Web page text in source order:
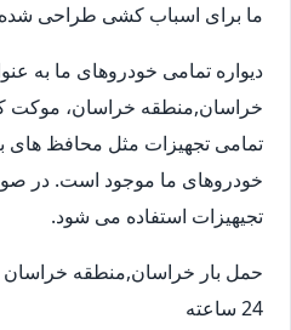
ما برای اسباب کشی طراحی شده
دیواره تمامی خودروهای ما به
خراسان,منطقه خراسان، موکت
تمامی تجهیزات مثل محافظ های
خودروهای ما موجود است. در
تجیهیزات استفاده می شود.
حمل بار خراسان,منطقه
24 ساعته